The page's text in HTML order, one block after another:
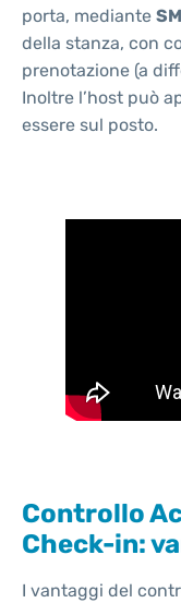
porta, mediante
della stanza, con
prenotazione (a
Inoltre l’host può
essere sul posto.
Controllo
Check-in:
I vantaggi del